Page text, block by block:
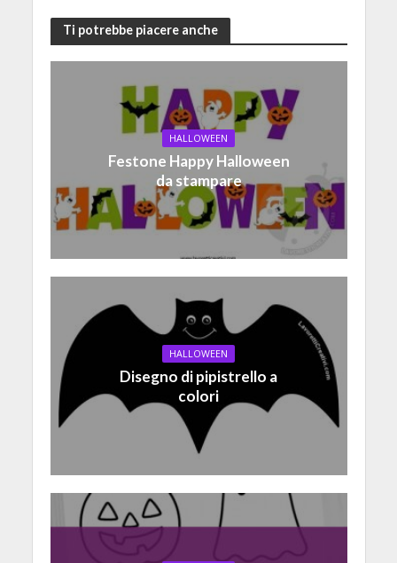
Ti potrebbe piacere anche
HALLOWEEN
Festone Happy Halloween
da stampare
HALLOWEEN
Disegno di pipistrello a
colori